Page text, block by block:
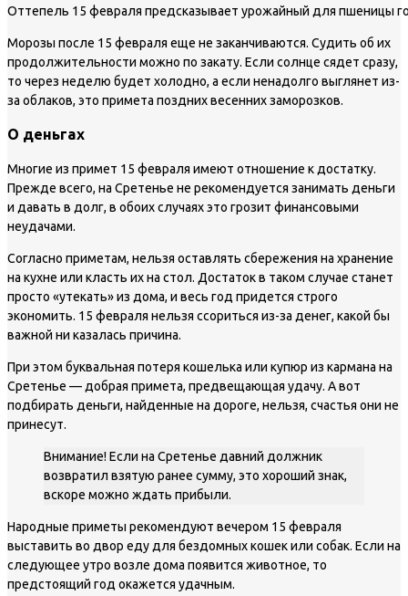
Оттепель 15 февраля предсказывает урожайный для пшеницы
Морозы после 15 февраля еще не заканчиваются. Судить об их
продолжительности можно по закату. Если солнце сядет сразу,
то через неделю будет холодно, а если ненадолго выглянет из-
за облаков, это примета поздних весенних заморозков.
О деньгах
Многие из примет 15 февраля имеют отношение к достатку.
Прежде всего, на Сретенье не рекомендуется занимать деньги
и давать в долг, в обоих случаях это грозит финансовыми
неудачами.
Согласно приметам, нельзя оставлять сбережения на хранение
на кухне или класть их на стол. Достаток в таком случае станет
просто «утекать» из дома, и весь год придется строго
экономить. 15 февраля нельзя ссориться из-за денег, какой бы
важной ни казалась причина.
При этом буквальная потеря кошелька или купюр из кармана на
Сретенье — добрая примета, предвещающая удачу. А вот
подбирать деньги, найденные на дороге, нельзя, счастья они не
принесут.
Внимание! Если на Сретенье давний должник
возвратил взятую ранее сумму, это хороший знак,
вскоре можно ждать прибыли.
Народные приметы рекомендуют вечером 15 февраля
выставить во двор еду для бездомных кошек или собак. Если на
следующее утро возле дома появится животное, то
предстоящий год окажется удачным.